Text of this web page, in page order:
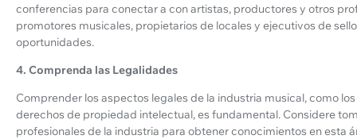
conferencias para conectar a con artistas, productores y otros
promotores musicales, propietarios de locales y ejecutivos de
oportunidades.
4. Comprenda las Legalidades
Comprender los aspectos legales de la industria musical, como
derechos de propiedad intelectual, es fundamental. Considere
profesionales de la industria para obtener conocimientos en esta